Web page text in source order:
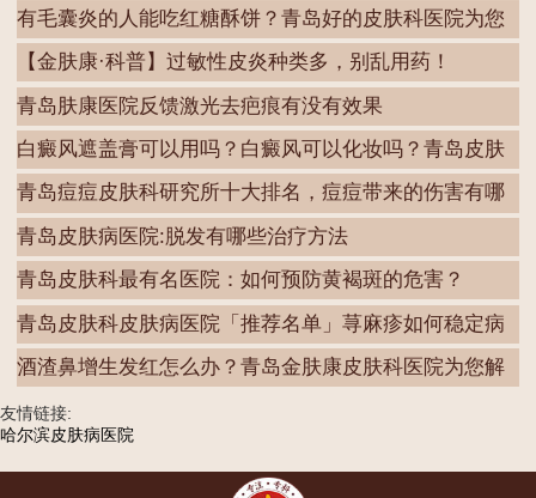
肉
有毛囊炎的人能吃红糖酥饼？青岛好的皮肤科医院为您
解
【金肤康·科普】过敏性皮炎种类多，别乱用药！
青岛肤康医院反馈激光去疤痕有没有效果
白癜风遮盖膏可以用吗？白癜风可以化妆吗？青岛皮肤
病
青岛痘痘皮肤科研究所十大排名，痘痘带来的伤害有哪
些
青岛皮肤病医院:脱发有哪些治疗方法
青岛皮肤科最有名医院：如何预防黄褐斑的危害？
青岛皮肤科皮肤病医院「推荐名单」荨麻疹如何稳定病
情
酒渣鼻增生发红怎么办？青岛金肤康皮肤科医院为您解
答
友情链接:
哈尔滨皮肤病医院